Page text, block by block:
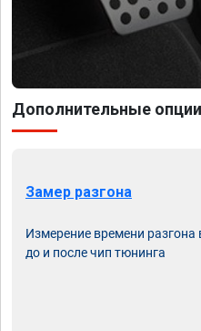
Дополнительные опции
Замер разгона
Измерение времени разгона
до и после чип тюнинга